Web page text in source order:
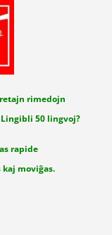
rimedojn
Lingibli 50 lingvoj?
rapide
moviĝas.